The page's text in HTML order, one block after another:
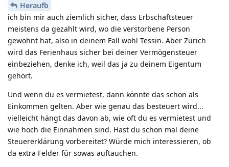
Heraufb
ich bin mir auch ziemlich sicher, dass Erbschaftsteuer
meistens da gezahlt wird, wo die verstorbene Person
gewohnt hat, also in deinem Fall wohl Tessin. Aber Zürich
wird das Ferienhaus sicher bei deiner Vermögensteuer
einbeziehen, denke ich, weil das ja zu deinem Eigentum
gehört.
Und wenn du es vermietest, dann könnte das schon als
Einkommen gelten. Aber wie genau das besteuert wird...
vielleicht hängt das davon ab, wie oft du es vermietest und
wie hoch die Einnahmen sind. Hast du schon mal deine
Steuererklärung vorbereitet? Würde mich interessieren, ob
da extra Felder für sowas auftauchen.